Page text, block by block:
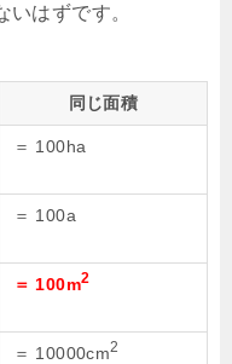
はずです。
同じ面積
＝ 100ha
＝ 100a
＝ 100m2
＝ 10000cm2